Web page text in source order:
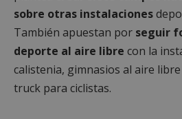
sobre otras instalaciones
También apuestan por seguir
deporte al aire libre con la
calistenia, gimnasios al aire
truck para ciclistas.